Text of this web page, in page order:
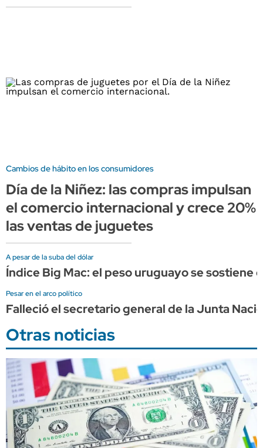
Cambios de hábito en los consumidores
Día de la Niñez: las compras impulsan
el comercio internacional y crece 20%
las ventas de juguetes
A pesar de la suba del dólar
Índice Big Mac: el peso uruguayo se sostiene
Pesar en el arco político
Falleció el secretario general de la Junta
Otras noticias